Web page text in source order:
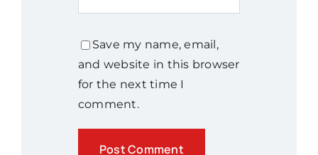
Save my name, email,
and website in this browser
for the next time I
comment.